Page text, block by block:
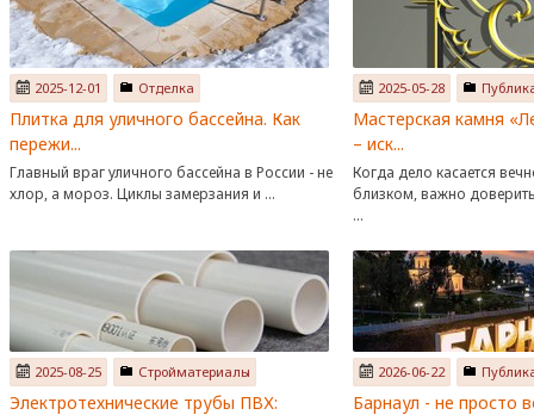
2025-12-01 Отделка
Плитка для уличного бассейна. Как
пережи...
Главный враг уличного бассейна в России - не
хлор, а мороз. Циклы замерзания и ...
2025-05-28
Мастерская камня
– иск...
Когда дело касается
близком, важно
...
2025-08-25 Стройматериалы
Электротехнические трубы ПВХ:
2026-06-22
Барнаул - не просто